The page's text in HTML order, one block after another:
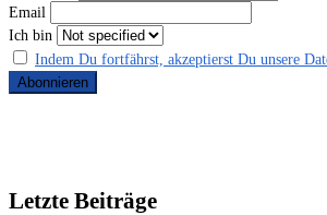
Email
Ich bin
Indem Du fortfährst, akzeptierst Du unsere
Letzte Beiträge